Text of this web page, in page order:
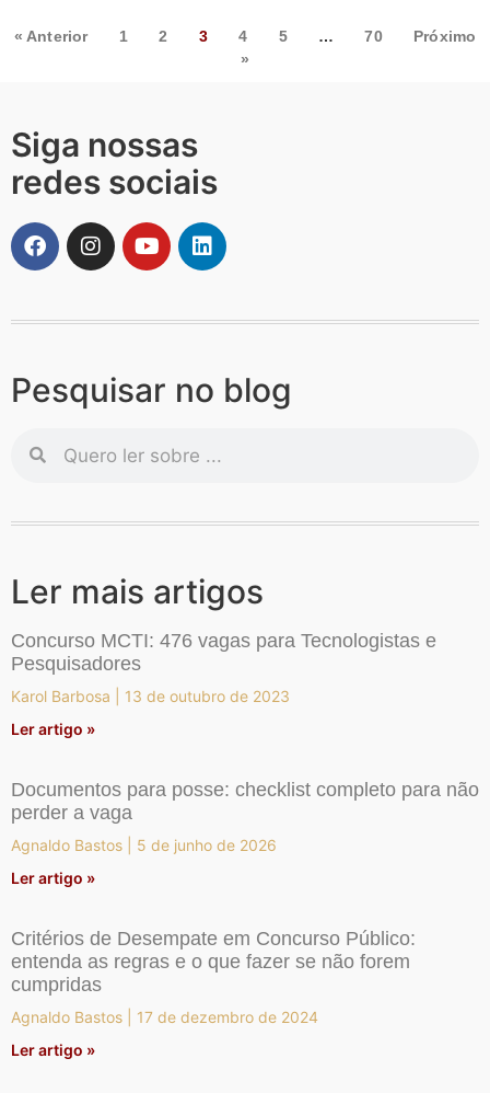
« Anterior 1 2 3 4 5 … 70
Próximo
»
Siga nossas
redes sociais
Pesquisar no blog
Ler mais artigos
Concurso MCTI: 476 vagas para Tecnologistas e
Pesquisadores
Karol Barbosa
13 de outubro de 2023
Ler artigo »
Documentos para posse: checklist completo para não
perder a vaga
Agnaldo Bastos
5 de junho de 2026
Ler artigo »
Critérios de Desempate em Concurso Público:
entenda as regras e o que fazer se não forem
cumpridas
Agnaldo Bastos
17 de dezembro de 2024
Ler artigo »